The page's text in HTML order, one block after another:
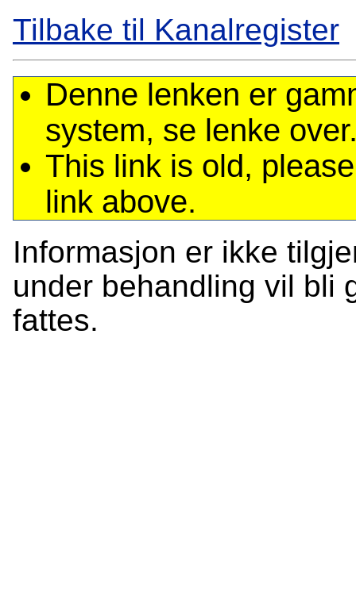
Tilbake til Kanalregister
Denne lenken er
system, se lenke
This link is old,
link above.
Informasjon er ikke
under behandling vil bli
fattes.